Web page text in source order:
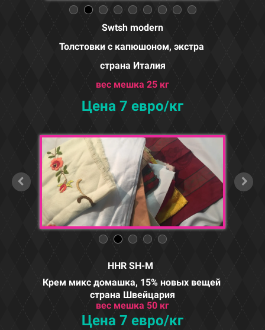
Swtsh modern
Толстовки с капюшоном, экстра
страна Италия
вес мешка 25 кг
Цена 7 евро/кг
HHR SH-M
Крем микс домашка, 15% новых вещей
страна Швейцария
вес мешка 50 кг
Цена 7 евро/кг